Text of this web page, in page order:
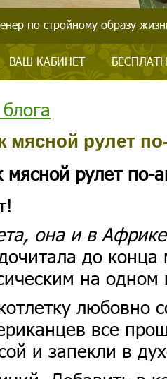
по стройному образу
ВАШ КАБИНЕТ
мясной рулет
рулет по-
она и в
до конца
на одном
любовно
все
и запекли в